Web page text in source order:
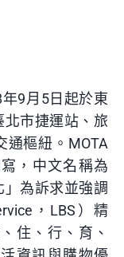
9月5日起於東
市捷運站、旅
通樞紐。MOTA
，中文名稱為
」為訴求並強調
，LBS）精
住、行、育、